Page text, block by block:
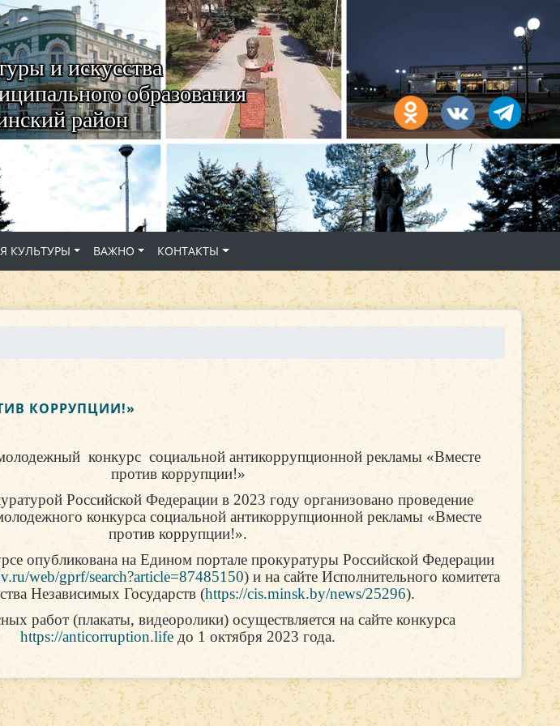
и искусства
образования
район
КУЛЬТУРЫ ВАЖНО КОНТАКТЫ
КОРРУПЦИИ!»
конкурс социальной антикоррупционной рекламы «Вместе
против коррупции!»
Российской Федерации в 2023 году организовано проведение
конкурса социальной антикоррупционной рекламы «Вместе
против коррупции!».
опубликована на Едином портале прокуратуры Российской Федерации
web/gprf/search?article=87485150) и на сайте Исполнительного комитета
Независимых Государств (https://cis.minsk.by/news/25296).
работ (плакаты, видеоролики) осуществляется на сайте конкурса
https://anticorruption.life до 1 октября 2023 года.